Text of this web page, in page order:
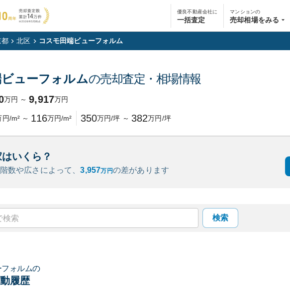
優良不動産会社に
一括査定
マンションの
売却相場をみる
都 北区 コスモ田端ビューフォルム
ューフォルムの売却査定・相場情報
万円 ～ 9,917万円
円/m² ～ 116万円/m² 350万円/坪 ～ 382万円/坪
いくら？
数や広さによって、3,957万円の差があります
検索
ォルムの
履歴